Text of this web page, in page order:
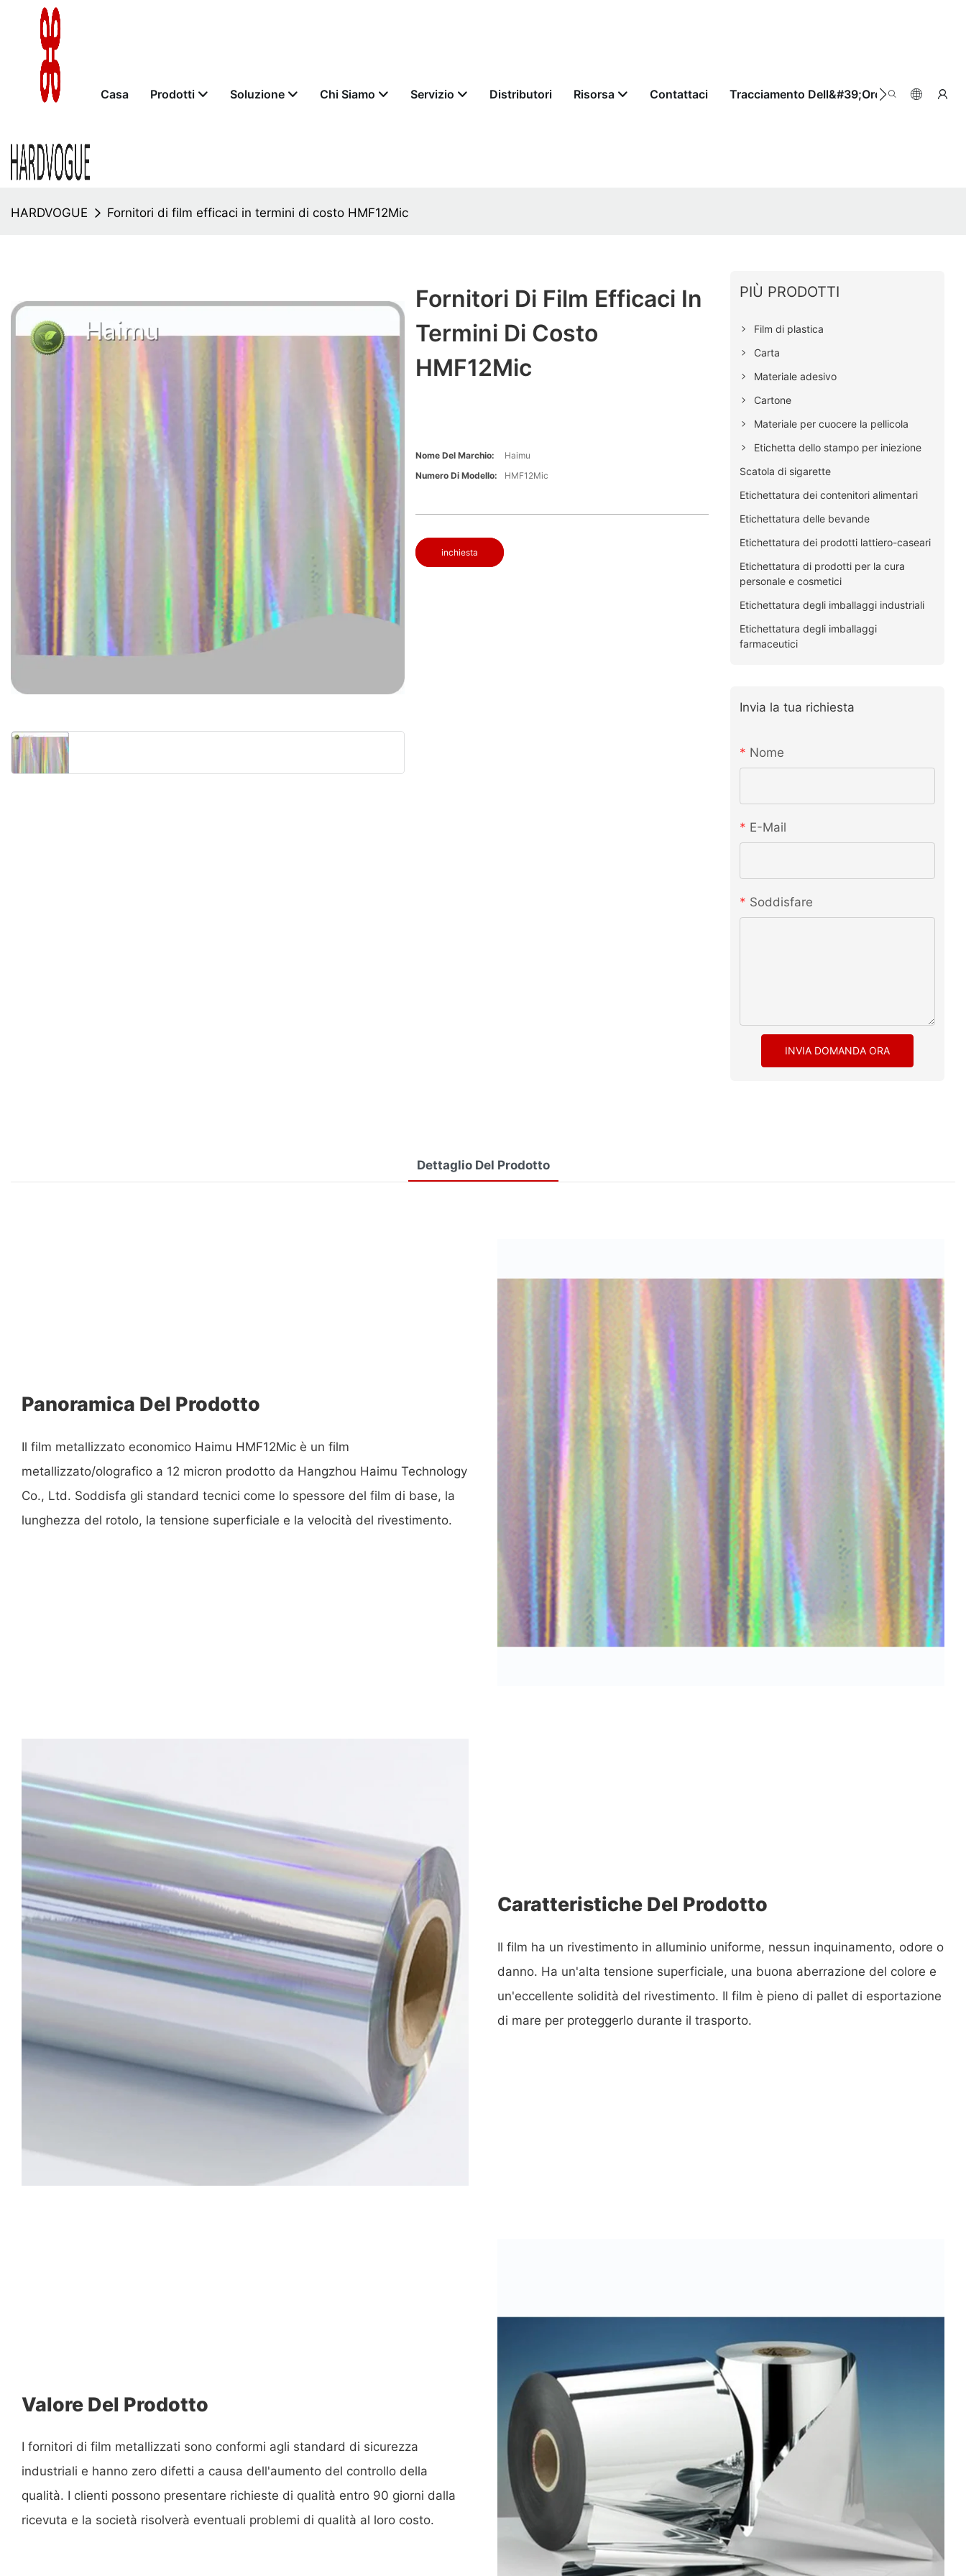
Casa Prodotti Soluzione Chi Siamo Servizio Distributori Risorsa Contattaci Tracciamento Dell&#39;ordine
HARDVOGUE Fornitori di film efficaci in termini di costo HMF12Mic
Fornitori Di Film Efficaci In
Termini Di Costo
HMF12Mic
Nome Del Marchio:
Haimu
Numero Di Modello:
HMF12Mic
inchiesta
PIÙ PRODOTTI
Film di plastica
Carta
Materiale adesivo
Cartone
Materiale per cuocere la pellicola
Etichetta dello stampo per iniezione
Scatola di sigarette
Etichettatura dei contenitori alimentari
Etichettatura delle bevande
Etichettatura dei prodotti lattiero-caseari
Etichettatura di prodotti per la cura
personale e cosmetici
Etichettatura degli imballaggi industriali
Etichettatura degli imballaggi
farmaceutici
Invia la tua richiesta
Nome
E-Mail
Soddisfare
INVIA DOMANDA ORA
Dettaglio Del Prodotto
Panoramica Del Prodotto
Il film metallizzato economico Haimu HMF12Mic è un film
metallizzato/olografico a 12 micron prodotto da Hangzhou Haimu Technology
Co., Ltd. Soddisfa gli standard tecnici come lo spessore del film di base, la
lunghezza del rotolo, la tensione superficiale e la velocità del rivestimento.
Caratteristiche Del Prodotto
Il film ha un rivestimento in alluminio uniforme, nessun inquinamento, odore o
danno. Ha un'alta tensione superficiale, una buona aberrazione del colore e
un'eccellente solidità del rivestimento. Il film è pieno di pallet di esportazione
di mare per proteggerlo durante il trasporto.
Valore Del Prodotto
I fornitori di film metallizzati sono conformi agli standard di sicurezza
industriali e hanno zero difetti a causa dell'aumento del controllo della
qualità. I clienti possono presentare richieste di qualità entro 90 giorni dalla
ricevuta e la società risolverà eventuali problemi di qualità al loro costo.